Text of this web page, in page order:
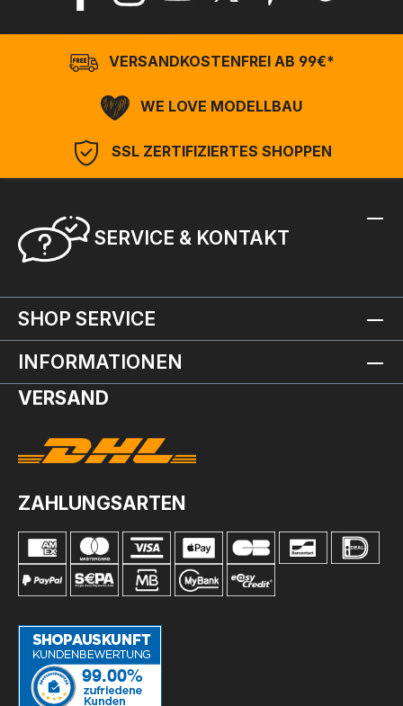
VERSANDKOSTENFREI AB 99€*
WE LOVE MODELLBAU
SSL ZERTIFIZIERTES SHOPPEN
SERVICE & KONTAKT
SHOP SERVICE
INFORMATIONEN
VERSAND
ZAHLUNGSARTEN